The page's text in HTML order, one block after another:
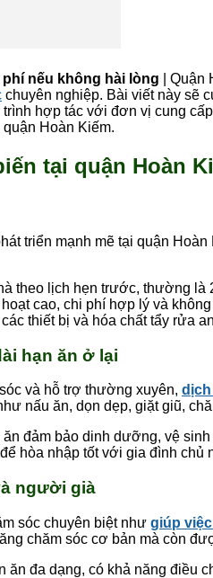
phí nếu không hài lòng | Quận
chuyên nghiệp. Bài viết này sẽ
hợp tác với đơn vị cung
Hoàn Kiếm.
tại quận Hoàn
triển mạnh mẽ tại quận
theo lịch hẹn trước, thường là
cao, chi phí hợp lý và
thiết bị và hóa chất tẩy rửa
hạn ăn ở lại
và hỗ trợ thường xuyên,
nấu ăn, dọn dẹp, giặt giũ,
đảm bảo dinh dưỡng, vệ
hòa nhập tốt với gia đình chủ
người già
sóc chuyên biệt như giúp
chăm sóc cơ bản mà còn
ăn đa dạng, có khả năng